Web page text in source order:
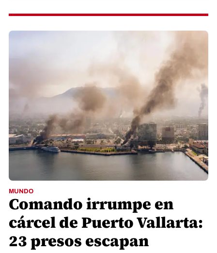
MUNDO
Comando irrumpe en
cárcel de Puerto Vallarta:
23 presos escapan